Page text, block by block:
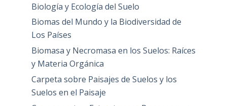
Biología y Ecología del Suelo
Biomas del Mundo y la Biodiversidad de
Los Países
Biomasa y Necromasa en los Suelos: Raíces
y Materia Orgánica
Carpeta sobre Paisajes de Suelos y los
Suelos en el Paisaje